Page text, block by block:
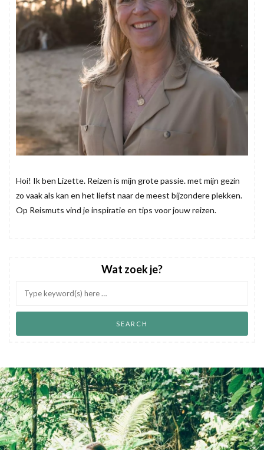
Hoi! Ik ben Lizette. Reizen is mijn grote passie. met mijn gezin
zo vaak als kan en het liefst naar de meest bijzondere plekken.
Op Reismuts vind je inspiratie en tips voor jouw reizen.
Wat zoek je?